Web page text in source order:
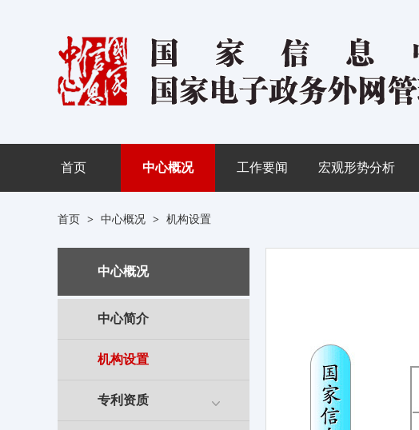
首页 中心概况 工作要闻 宏观形势分析
首页 > 中心概况 > 机构设置
中心概况
中心简介
机构设置
专利资质